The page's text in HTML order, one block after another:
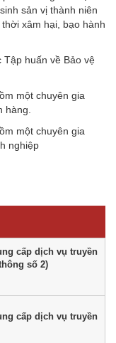
sản vị thành niên
xâm hại, bạo hành
Tập huấn về Bảo vệ
một chuyên gia
hàng.
một chuyên gia
nghiệp
cấp dịch vụ truyền
số 2)
cấp dịch vụ truyền